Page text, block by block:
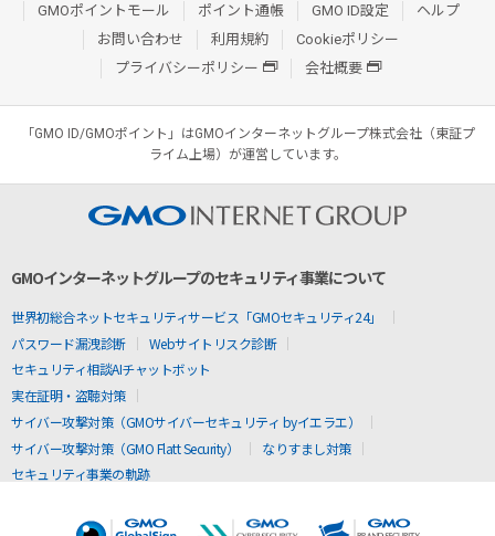
GMOポイントモール
ポイント通帳 GMO ID設定
ヘルプ
お問い合わせ
利用規約
Cookieポリシー
プライバシーポリシー
会社概要
「GMO ID/GMOポイント」はGMOインターネットグループ株式会社（東証プ
ライム上場）が運営しています。
GMOインターネットグループのセキュリティ事業について
世界初総合ネットセキュリティサービス「GMOセキュリティ24」
パスワード漏洩診断
Webサイトリスク診断
セキュリティ相談AIチャットボット
実在証明・盗聴対策
サイバー攻撃対策（GMOサイバーセキュリティ byイエラエ）
サイバー攻撃対策（GMO Flatt Security）
なりすまし対策
セキュリティ事業の軌跡